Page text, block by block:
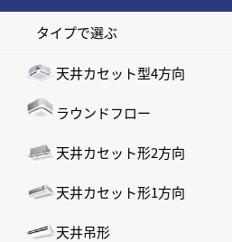
タイプで選ぶ
天井カセット型4方向
ラウンドフロー
天井カセット形2方向
天井カセット形1方向
天井吊形